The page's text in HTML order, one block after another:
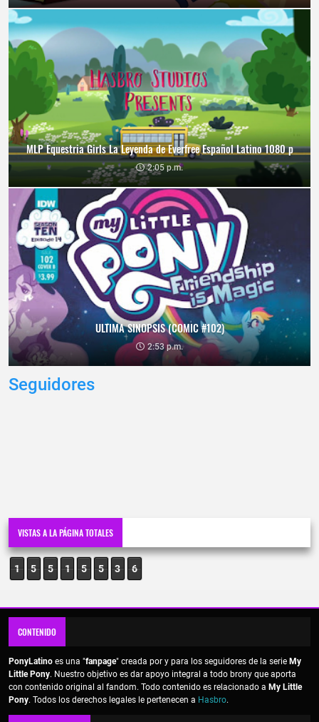
MLP Equestria Girls La Leyenda de Everfree Español Latino 1080 p
2:05 p.m.
ULTIMA SINOPSIS (COMIC #102)
2:53 p.m.
Seguidores
VISTAS A LA PÁGINA TOTALES
1 5 5 1 5 5 3 6
CONTENIDO
PonyLatino es una "fanpage" creada por y para los seguidores de la serie My
Little Pony. Nuestro objetivo es dar apoyo integral a todo brony que aporta
con contenido original al fandom. Todo contenido es relacionado a My Little
Pony. Todos los derechos legales le pertenecen a Hasbro.